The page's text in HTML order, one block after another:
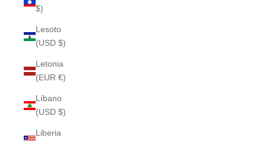
$)
Lesoto
(USD $)
Letonia
(EUR €)
Líbano
(USD $)
Liberia